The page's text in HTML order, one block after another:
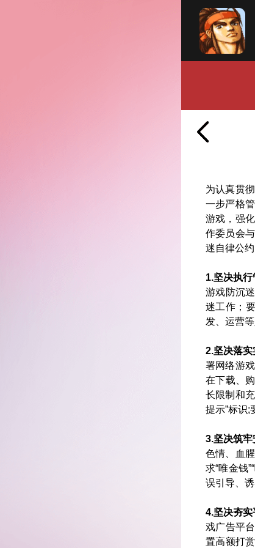
为认真贯
一步严格
游戏，强
作委员会
迷自律公
1.坚决执
游戏防沉
迷工作；
发、运营
2.坚决落
署网络游
在下载、
长限制和
提示”标识;
3.坚决筑牢
色情、血
求“唯金钱
误引导、
4.坚决夯
戏广告平
置高额打